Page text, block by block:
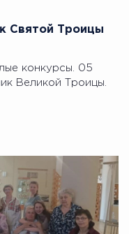
Святой Троицы
конкурсы. 05
Великой Троицы.